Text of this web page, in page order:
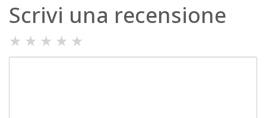
Scrivi una recensione
★ ★ ★ ★ ★